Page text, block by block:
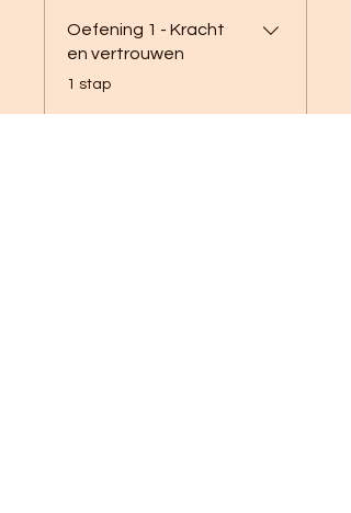
Oefening 1 - Kracht
en vertrouwen
.1 stap